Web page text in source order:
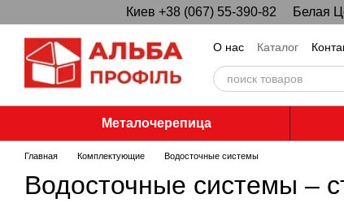
Перейти к основному контентуКиев +38 (067) 55-390-82 Белая
О нас Каталог
Металочерепица
Главная Комплектующие Водосточные системы
Водосточные системы –